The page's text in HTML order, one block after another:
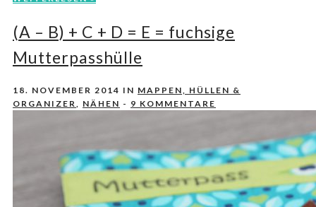
(A – B) + C + D = E = fuchsige
Mutterpasshülle
18. NOVEMBER 2014 IN MAPPEN, HÜLLEN &
ORGANIZER, NÄHEN - 9 KOMMENTARE